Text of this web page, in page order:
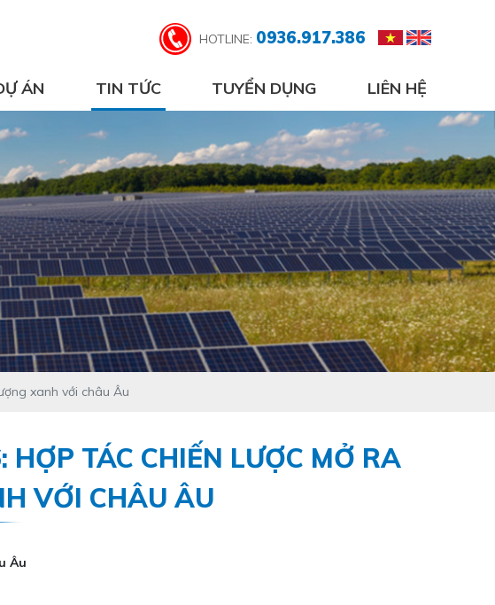
HOTLINE: 0936.917.386
ÁN TIN TỨC TUYỂN DỤNG LIÊN HỆ
xanh với châu Âu
TÁC CHIẾN LƯỢC MỞ RA
VỚI CHÂU ÂU
Âu